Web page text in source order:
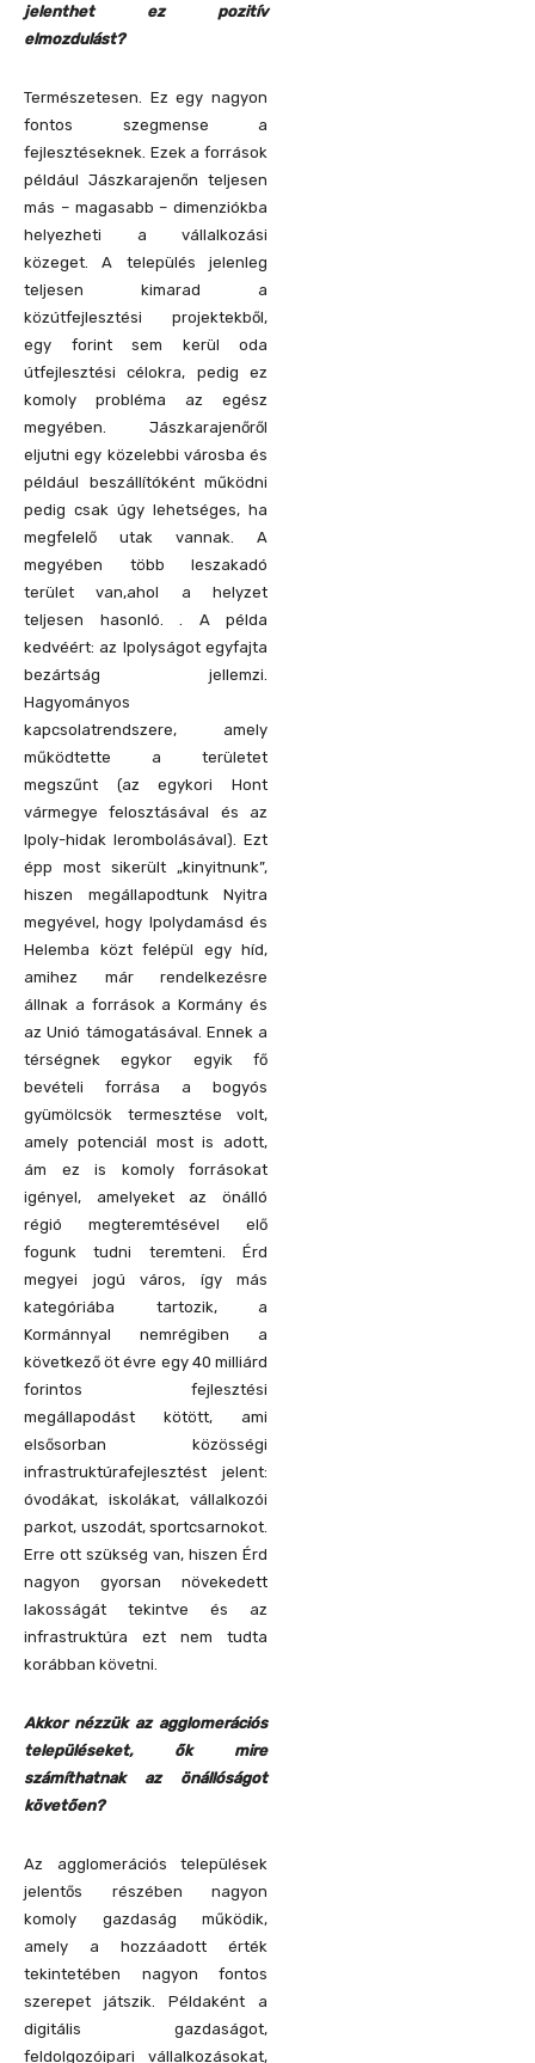
jelenthet ez pozitív
elmozdulást?
Természetesen. Ez egy nagyon
fontos szegmense a
fejlesztéseknek. Ezek a források
például Jászkarajenőn teljesen
más – magasabb – dimenziókba
helyezheti a vállalkozási
közeget. A település jelenleg
teljesen kimarad a
közútfejlesztési projektekből,
egy forint sem kerül oda
útfejlesztési célokra, pedig ez
komoly probléma az egész
megyében. Jászkarajenőről
eljutni egy közelebbi városba és
például beszállítóként működni
pedig csak úgy lehetséges, ha
megfelelő utak vannak. A
megyében több leszakadó
terület van,ahol a helyzet
teljesen hasonló. . A példa
kedvéért: az Ipolyságot egyfajta
bezártság jellemzi.
Hagyományos
kapcsolatrendszere, amely
működtette a területet
megszűnt (az egykori Hont
vármegye felosztásával és az
Ipoly-hidak lerombolásával). Ezt
épp most sikerült „kinyitnunk”,
hiszen megállapodtunk Nyitra
megyével, hogy Ipolydamásd és
Helemba közt felépül egy híd,
amihez már rendelkezésre
állnak a források a Kormány és
az Unió támogatásával. Ennek a
térségnek egykor egyik fő
bevételi forrása a bogyós
gyümölcsök termesztése volt,
amely potenciál most is adott,
ám ez is komoly forrásokat
igényel, amelyeket az önálló
régió megteremtésével elő
fogunk tudni teremteni. Érd
megyei jogú város, így más
kategóriába tartozik, a
Kormánnyal nemrégiben a
következő öt évre egy 40 milliárd
forintos fejlesztési
megállapodást kötött, ami
elsősorban közösségi
infrastruktúrafejlesztést jelent:
óvodákat, iskolákat, vállalkozói
parkot, uszodát, sportcsarnokot.
Erre ott szükség van, hiszen Érd
nagyon gyorsan növekedett
lakosságát tekintve és az
infrastruktúra ezt nem tudta
korábban követni.
Akkor nézzük az agglomerációs
településeket, ők mire
számíthatnak az önállóságot
követően?
Az agglomerációs települések
jelentős részében nagyon
komoly gazdaság működik,
amely a hozzáadott érték
tekintetében nagyon fontos
szerepet játszik. Példaként a
digitális gazdaságot,
feldolgozóipari vállalkozásokat,